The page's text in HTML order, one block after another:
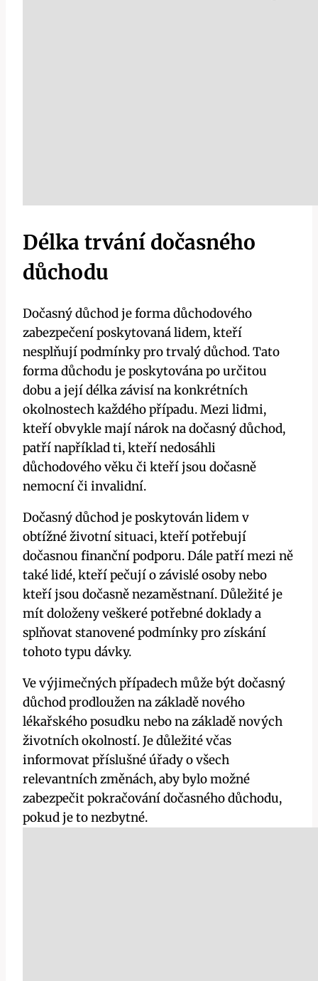
Délka trvání dočasného
důchodu
Dočasný důchod je forma důchodového
zabezpečení poskytovaná lidem, kteří
nesplňují podmínky pro trvalý důchod. Tato
forma důchodu je poskytována po určitou
dobu a její délka závisí na konkrétních
okolnostech každého případu. Mezi lidmi,
kteří obvykle mají nárok na dočasný důchod,
patří například ti, kteří nedosáhli
důchodového věku či kteří jsou dočasně
nemocní či invalidní.
Dočasný důchod je poskytován lidem v
obtížné životní situaci, kteří potřebují
dočasnou finanční podporu. Dále patří mezi ně
také lidé, kteří pečují o závislé osoby nebo
kteří jsou dočasně nezaměstnaní. Důležité je
mít doloženy veškeré potřebné doklady a
splňovat stanovené podmínky pro získání
tohoto typu dávky.
Ve výjimečných případech může být dočasný
důchod prodloužen na základě nového
lékařského posudku nebo na základě nových
životních okolností. Je důležité včas
informovat příslušné úřady o všech
relevantních změnách, aby bylo možné
zabezpečit pokračování dočasného důchodu,
pokud je to nezbytné.